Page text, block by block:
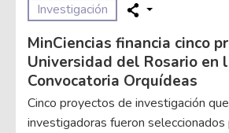
Investigación
MinCiencias financia cinco
Universidad del Rosario en
Convocatoria Orquídeas
Cinco proyectos de investigación
investigadoras fueron seleccionados